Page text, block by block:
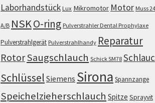
Laborhandstück Lux Mikromotor Motor Muss
A/B NSKO-ring Pulverstrahler Dental Prophylaxe
Pulverstrahlgerät Pulverstrahlhandy Reparatur
RotorSaugschlauch Schick SM78
Schlüssel Siemens Sirona Spannzange
Speichelzieherschlauch Spitze Sprayvit